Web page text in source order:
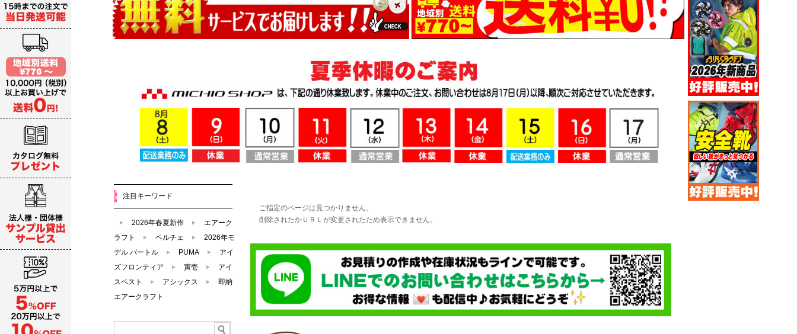
ご指定のページは見つかりません。
削除されたかＵＲＬが変更されたため表示できません。
注目キーワード
2026年春夏新作
エアーク
ラフト
ペルチェ
2026年モ
デル バートル
PUMA
アイ
ズフロンティア
寅壱
アイ
スベスト
アシックス
即納
エアークラフト